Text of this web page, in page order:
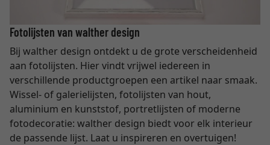
Fotolijsten van walther design
Bij walther design ontdekt u de grote verscheidenheid
aan fotolijsten. Hier vindt vrijwel iedereen in
verschillende productgroepen een artikel naar smaak.
Wissel- of galerielijsten, fotolijsten van hout,
aluminium en kunststof, portretlijsten of moderne
fotodecoratie: walther design biedt voor elk interieur
de passende lijst. Laat u inspireren en overtuigen!